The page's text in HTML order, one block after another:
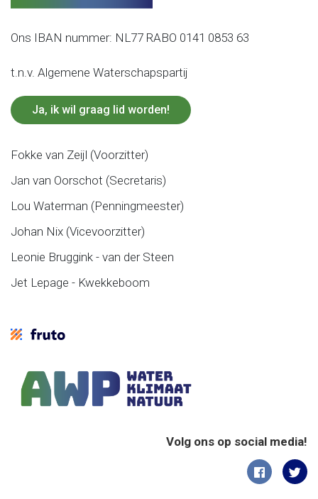
Ons IBAN nummer: NL77 RABO 0141 0853 63
t.n.v. Algemene Waterschapspartij
Ja, ik wil graag lid worden!
Fokke van Zeijl (Voorzitter)
Jan van Oorschot (Secretaris)
Lou Waterman (Penningmeester)
Johan Nix (Vicevoorzitter)
Leonie Bruggink - van der Steen
Jet Lepage - Kwekkeboom
Volg ons op social media!